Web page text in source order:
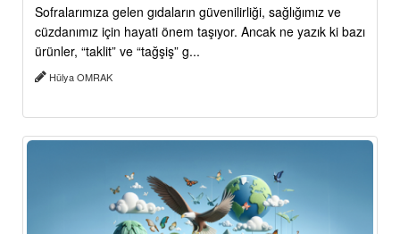
Sofralarımıza gelen gıdaların güvenilirliği, sağlığımız ve
cüzdanımız için hayati önem taşıyor. Ancak ne yazık ki bazı
ürünler, “taklit” ve “tağşiş” g...
Hülya OMRAK